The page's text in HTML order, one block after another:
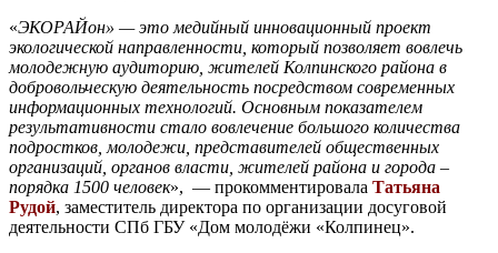
«ЭКОРАЙон» — это медийный инновационный проект
экологической направленности, который позволяет вовлечь
молодежную аудиторию, жителей Колпинского района в
добровольческую деятельность посредством современных
информационных технологий. Основным показателем
результативности стало вовлечение большого количества
подростков, молодежи, представителей общественных
организаций, органов власти, жителей района и города –
порядка 1500 человек», — прокомментировала Татьяна
Рудой, заместитель директора по организации досуговой
деятельности СПб ГБУ «Дом молодёжи «Колпинец».